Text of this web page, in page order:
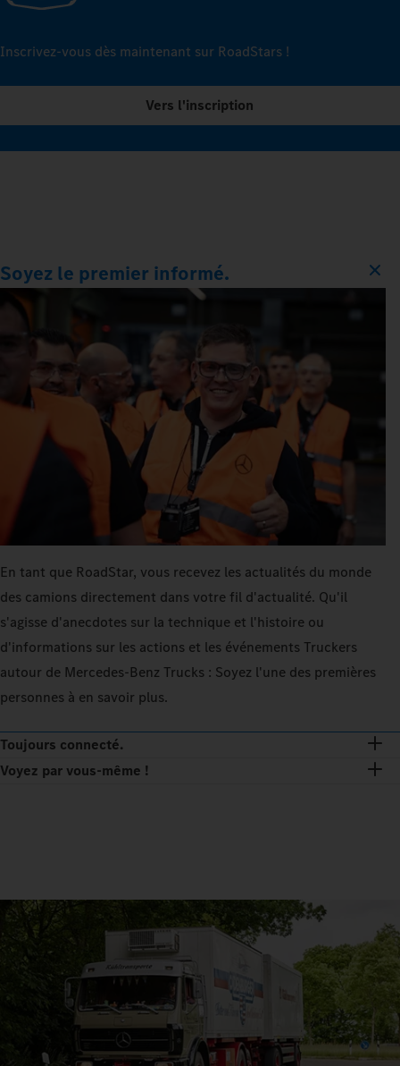
Inscrivez-vous dès maintenant sur RoadStars !
Vers l'inscription
Soyez le premier informé.
En tant que RoadStar, vous recevez les actualités du monde
des camions directement dans votre fil d'actualité. Qu'il
s'agisse d'anecdotes sur la technique et l'histoire ou
d'informations sur les actions et les événements Truckers
autour de Mercedes‑Benz Trucks : Soyez l'une des premières
personnes à en savoir plus.
Toujours connecté.
Voyez par vous-même !